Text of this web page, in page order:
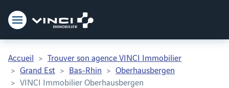
Accueil
Trouver son agence VINCI Immobilier
Grand Est
Bas-Rhin
Oberhausbergen
VINCI Immobilier Oberhausbergen